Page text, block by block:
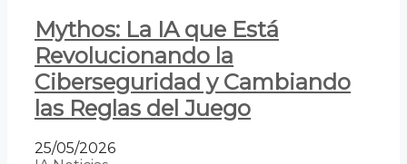
Mythos: La IA que Está
Revolucionando la
Ciberseguridad y Cambiando
las Reglas del Juego
25/05/2026